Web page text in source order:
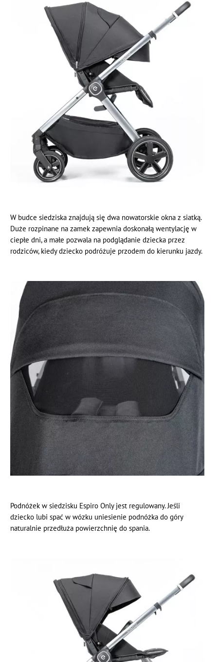
W budce siedziska znajdują się dwa nowatorskie okna z siatką.
Duże rozpinane na zamek zapewnia doskonałą wentylację w
ciepłe dni, a małe pozwala na podglądanie dziecka przez
rodziców, kiedy dziecko podróżuje przodem do kierunku jazdy.
Podnóżek w siedzisku Espiro Only jest regulowany. Jeśli
dziecko lubi spać w wózku uniesienie podnóżka do góry
naturalnie przedłuża powierzchnię do spania.